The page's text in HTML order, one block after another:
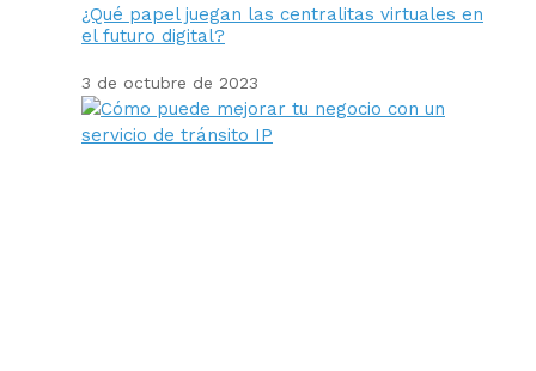
¿Qué papel juegan las centralitas virtuales en
el futuro digital?
3 de octubre de 2023